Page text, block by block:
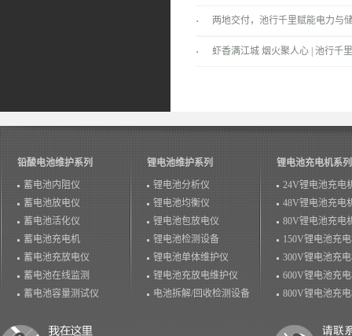
两地交付，池行千里赋能电力与
景！
虾香满江城 烟火聚人心 | 池行千
铅酸电池维护系列
蓄电池内阻仪
蓄电池放电仪
蓄电池活化仪
蓄电池充电机
蓄电池充放电仪
蓄电池在线监测
蓄电池容量测试仪
锂电池维护系列
锂电池分析仪
锂电池均衡仪
锂电池包放电仪
锂电池检测设备
锂电池单体维护仪
锂电池充放电维护仪
电池拆解/回收检测设备
锂电池充电机系列
24V锂电池充电
48V锂电池充电
80V锂电池充电
150V锂电池充
300V锂电池充
600V锂电池充
800V锂电池充